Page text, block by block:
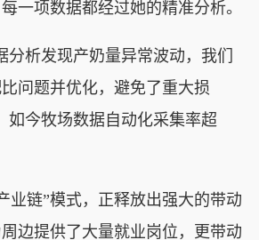
一项数据都经过她的精准分析。
析发现产奶量异常波动，我们
问题并优化，避免了重大损
如今牧场数据自动化采集率超
链”模式，正释放出强大的带动
边提供了大量就业岗位，更带动